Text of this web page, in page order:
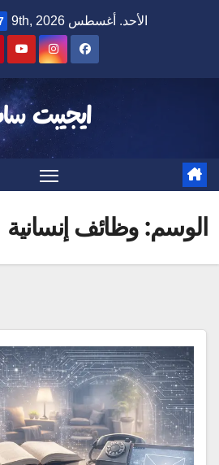
الأحد. أغسطس 9th, 2026
ايجيبت
الوسم:وظائف إنسانية